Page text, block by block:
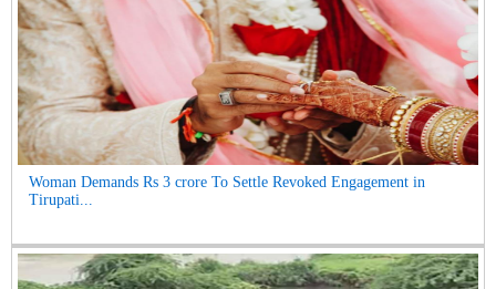
Woman Demands Rs 3 crore To Settle Revoked Engagement in
Tirupati...